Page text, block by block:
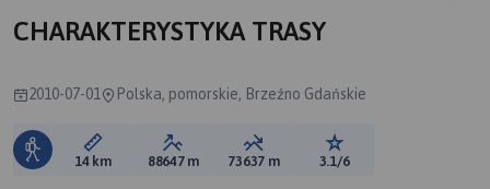
CHARAKTERYSTYKA TRASY
2010-07-01 Polska, pomorskie, Brzeźno Gdańskie
Długość trasy:
14 km Suma przewyższeń:
88647 m Suma spadków:
73637 m Ocena trasy:
3.1/6